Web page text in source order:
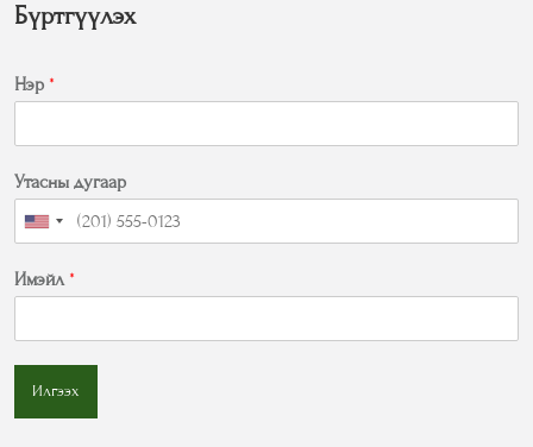
Бүртгүүлэх
Нэр *
Утасны дугаар
Имэйл *
Илгээх